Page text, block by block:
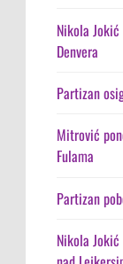
Nikola
Denvera
Partizan
Mitrović
Fulama
Partizan
Nikola